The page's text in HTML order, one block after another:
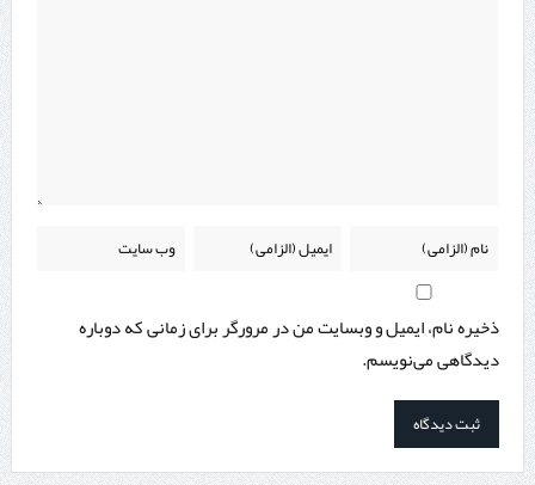
ذخیره نام، ایمیل و وبسایت من در مرورگر برای زمانی که دوباره
دیدگاهی می‌نویسم.